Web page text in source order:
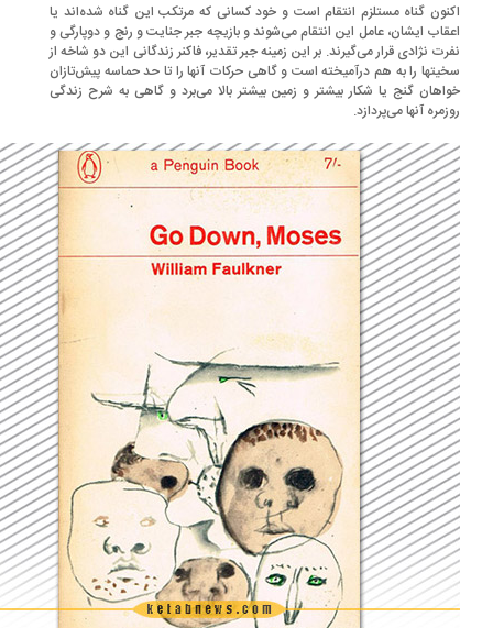
گناه مستلزم انتقام است و خود کسانی که مرتکب این گناه شده‌اند یا
ایشان، عامل این انتقام می‌شوند و بازیچه جبر جنایت و رنج و دوپارگی و
نژادی قرار می‌گیرند. بر این زمینه جبر تقدیر، فاکنر زندگانی این دو شاخه از
را به هم درآمیخته است و گاهی حرکات آنها را تا حد حماسه پیش‌تازان
گنج یا شکار بیشتر و زمین بیشتر بالا می‌برد و گاهی به شرح زندگی
آنها می‌پردازد.